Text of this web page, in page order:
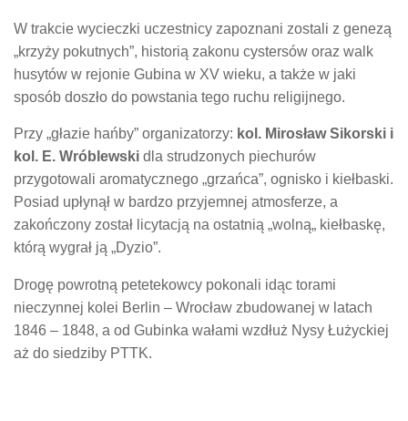
W trakcie wycieczki uczestnicy zapoznani zostali z genezą
„krzyży pokutnych”, historią zakonu cystersów oraz walk
husytów w rejonie Gubina w XV wieku, a także w jaki
sposób doszło do powstania tego ruchu religijnego.
Przy „głazie hańby” organizatorzy: kol. Mirosław Sikorski i
kol. E. Wróblewski dla strudzonych piechurów
przygotowali aromatycznego „grzańca”, ognisko i kiełbaski.
Posiad upłynął w bardzo przyjemnej atmosferze, a
zakończony został licytacją na ostatnią „wolną„ kiełbaskę,
którą wygrał ją „Dyzio”.
Drogę powrotną petetekowcy pokonali idąc torami
nieczynnej kolei Berlin – Wrocław zbudowanej w latach
1846 – 1848, a od Gubinka wałami wzdłuż Nysy Łużyckiej
aż do siedziby PTTK.